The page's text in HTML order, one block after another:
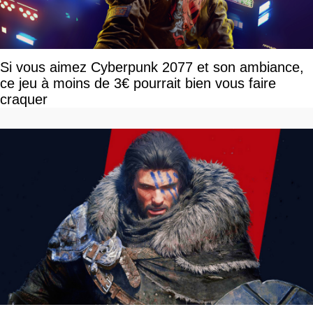
Si vous aimez Cyberpunk 2077 et son ambiance,
ce jeu à moins de 3€ pourrait bien vous faire
craquer